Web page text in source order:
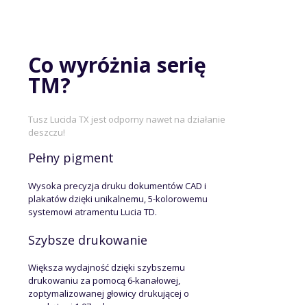
Co wyróżnia serię
TM?
Tusz Lucida TX jest odporny nawet na działanie
deszczu!
Pełny pigment
Wysoka precyzja druku dokumentów CAD i
plakatów dzięki unikalnemu, 5-kolorowemu
systemowi atramentu Lucia TD.
Szybsze drukowanie
Większa wydajność dzięki szybszemu
drukowaniu za pomocą 6-kanałowej,
zoptymalizowanej głowicy drukującej o